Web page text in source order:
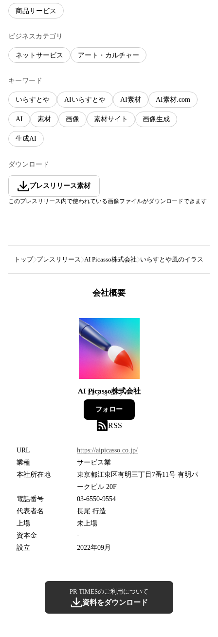
商品サービス
ビジネスカテゴリ
ネットサービス アート・カルチャー
キーワード
いらすとや AIいらすとや AI素材 AI素材.com
AI 素材 画像 素材サイト 画像生成
生成AI
ダウンロード
プレスリリース素材
このプレスリリース内で使われている画像ファイルがダウンロードできます
トップ プレスリリース AI Picasso株式会社 いらすとや風のイラスト
会社概要
AI Picasso株式会社
11フォロワー
フォロー
RSS
URL
https://aipicasso.co.jp/
業種
サービス業
本社所在地
東京都江東区有明三丁目7番11号 有明パ
ークビル 20F
電話番号
03-6550-9554
代表者名
長尾 行造
上場
未上場
資本金
-
設立
2022年09月
PR TIMESのご利用について
資料をダウンロード